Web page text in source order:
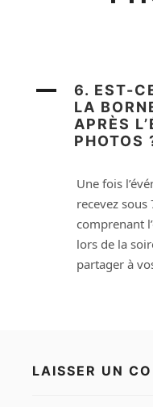
A
6. EST-
LA
APRÈS
PHOTOS
Une fois
recevez
comprenant
lors de la
partager à
LAISSER UN